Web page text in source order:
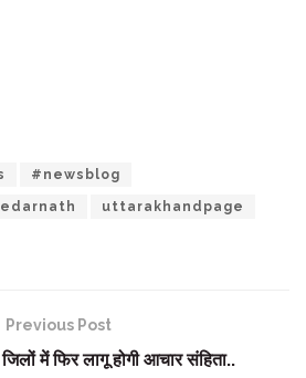
#newsblog
uttarakhandpage
Previous Post
में फिर लागू होगी आचार संहिता..